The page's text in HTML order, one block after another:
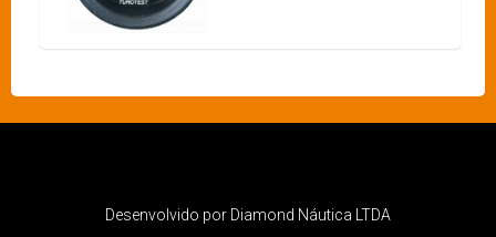
Desenvolvido por Diamond Náutica LTDA